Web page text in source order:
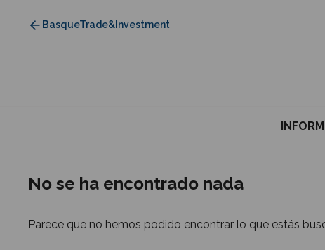
BasqueTrade&Investment
No se ha encontrado nada
Parece que no hemos podido encontrar lo que estás